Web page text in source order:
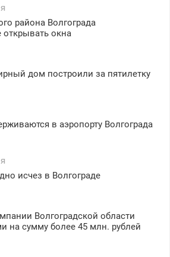
района Волгограда
окна
дом построили за пятилетку
в аэропорту Волгограда
исчез в Волгограде
Волгоградской области
на сумму более 45 млн. рублей